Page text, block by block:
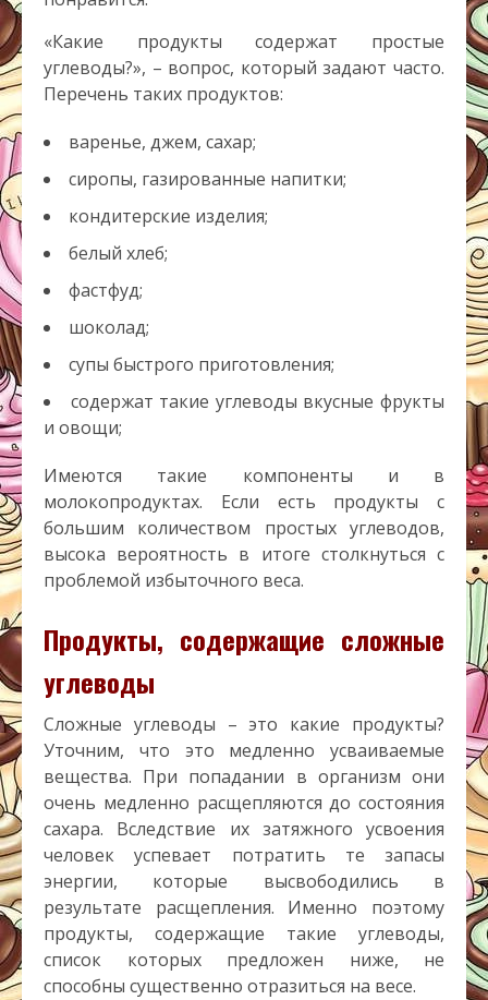
«Какие продукты содержат простые
углеводы?», – вопрос, который задают часто.
Перечень таких продуктов:
варенье, джем, сахар;
сиропы, газированные напитки;
кондитерские изделия;
белый хлеб;
фастфуд;
шоколад;
супы быстрого приготовления;
содержат такие углеводы вкусные фрукты
и овощи;
Имеются такие компоненты и в
молокопродуктах. Если есть продукты с
большим количеством простых углеводов,
высока вероятность в итоге столкнуться с
проблемой избыточного веса.
Продукты, содержащие сложные
углеводы
Сложные углеводы – это какие продукты?
Уточним, что это медленно усваиваемые
вещества. При попадании в организм они
очень медленно расщепляются до состояния
сахара. Вследствие их затяжного усвоения
человек успевает потратить те запасы
энергии, которые высвободились в
результате расщепления. Именно поэтому
продукты, содержащие такие углеводы,
список которых предложен ниже, не
способны существенно отразиться на весе.